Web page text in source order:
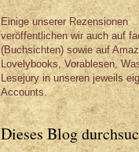
Einige unserer Rezensionen
veröffentlichen wir auch auf
(Buchsichten) sowie auf
Lovelybooks, Vorablesen,
Lesejury in unseren jeweils
Accounts.
Dieses Blog